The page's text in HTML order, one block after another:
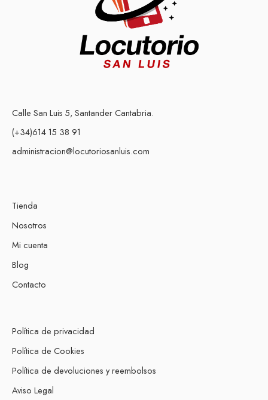
Calle San Luis 5, Santander Cantabria.
(+34)614 15 38 91
administracion@locutoriosanluis.com
Tienda
Nosotros
Mi cuenta
Blog
Contacto
Política de privacidad
Política de Cookies
Política de devoluciones y reembolsos
Aviso Legal